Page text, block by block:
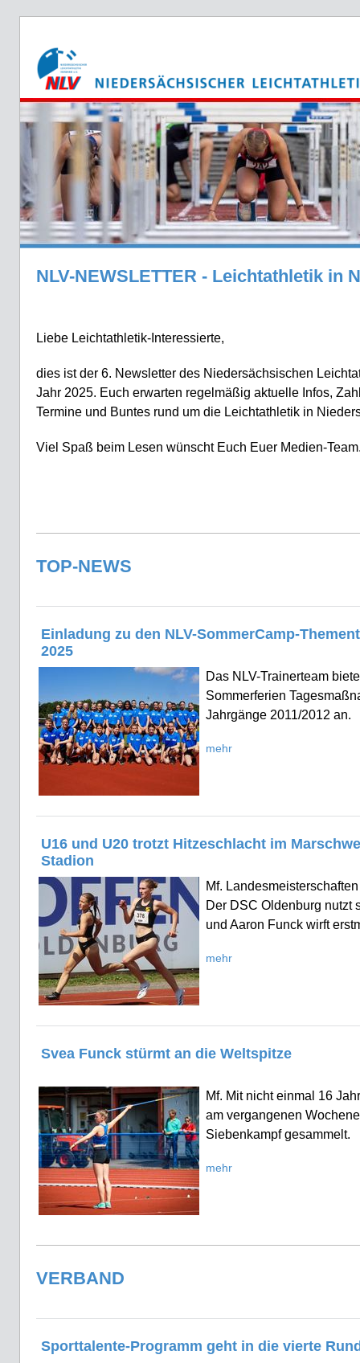
NLV-NEWSLETTER - Leichtathletik in
Liebe Leichtathletik-Interessierte,
dies ist der 6. Newsletter des Niedersächsischen
Jahr 2025. Euch erwarten regelmäßig aktuelle Infos,
Termine und Buntes rund um die Leichtathletik in
Viel Spaß beim Lesen wünscht Euch Euer Medien-
TOP-NEWS
Einladung zu den NLV-SommerCamp-
2025
Das NLV-Trainerteam
Sommerferien
Jahrgänge 2011/2012 an.
mehr
U16 und U20 trotzt Hitzeschlacht im
Stadion
Mf.
Der DSC Oldenburg nutzt
und Aaron Funck wirft
mehr
Svea Funck stürmt an die Weltspitze
Mf. Mit nicht einmal 16
am vergangenen
Siebenkampf gesammelt.
mehr
VERBAND
Sporttalente-Programm geht in die vierte